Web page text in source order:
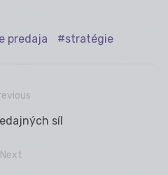
predaja stratégie
síl
Next